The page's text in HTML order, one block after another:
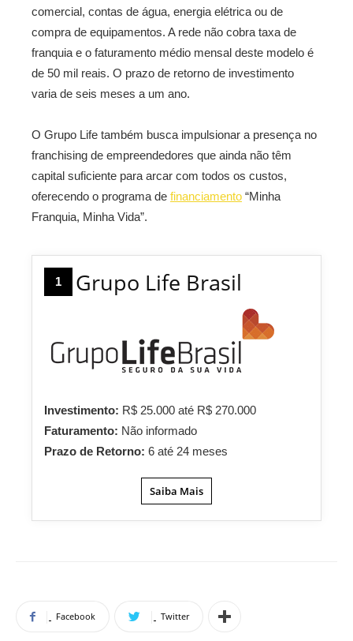
comercial, contas de água, energia elétrica ou de
compra de equipamentos. A rede não cobra taxa de
franquia e o faturamento médio mensal deste modelo é
de 50 mil reais. O prazo de retorno de investimento
varia de seis meses a um ano.
O Grupo Life também busca impulsionar a presença no
franchising de empreendedores que ainda não têm
capital suficiente para arcar com todos os custos,
oferecendo o programa de financiamento “Minha
Franquia, Minha Vida”.
1 Grupo Life Brasil
Investimento: R$ 25.000 até R$ 270.000
Faturamento: Não informado
Prazo de Retorno: 6 até 24 meses
Saiba Mais
Facebook Twitter